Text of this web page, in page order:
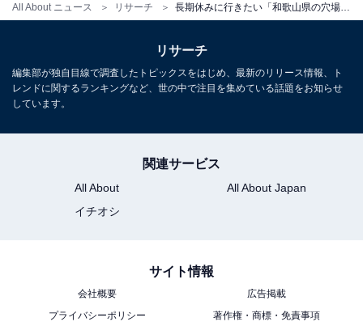
All About ニュース リサーチ
リサーチ
編集部が独自目線で調査したトピックスをはじめ、最新のリリース情報、ト
レンドに関するランキングなど、世の中で注目を集めている話題をお知らせ
しています。
関連サービス
All About
All About Japan
イチオシ
サイト情報
会社概要
広告掲載
プライバシーポリシー
著作権・商標・免責事項